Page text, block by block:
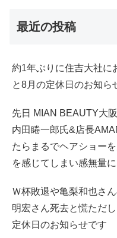
最近の投稿
約1年ぶりに住吉大社に
と8月の定休日のお知ら
先日 MIAN BEAUTY大
内田睠一郎氏&店長
たらまるでヘアショー
を感じてしまい感無量
Ｗ杯敗退や亀梨和也さ
明宏さん死去と慌ただ
定休日のお知らせです